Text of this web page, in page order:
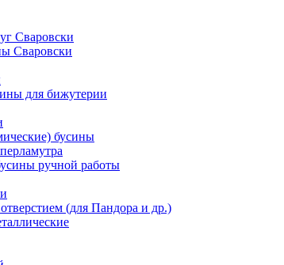
Сваровски
Сваровски
для бижутерии
бусины
ручной работы
(для Пандора и др.)